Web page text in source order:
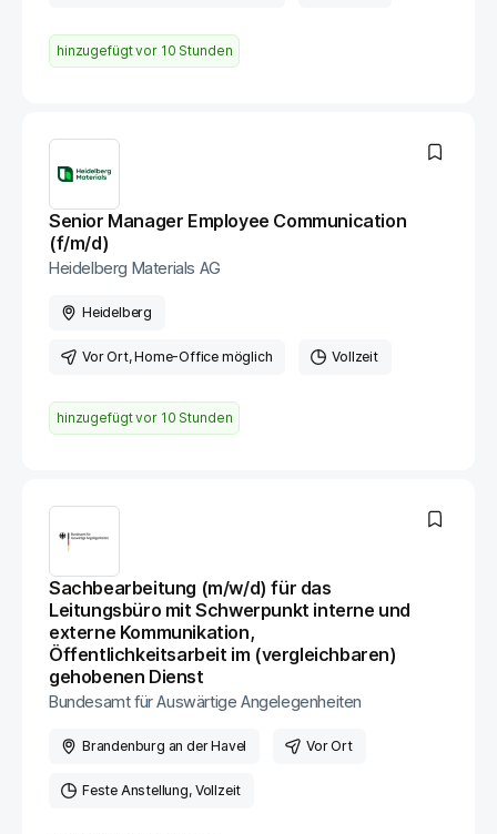
hinzugefügt vor 10 Stunden
Senior Manager Employee Communication
(f/m/d)
Heidelberg Materials AG
Heidelberg
Vor Ort, Home-Office möglich Vollzeit
hinzugefügt vor 10 Stunden
Sachbearbeitung (m/w/d) für das
Leitungsbüro mit Schwerpunkt interne und
externe Kommunikation,
Öffentlichkeitsarbeit im (vergleichbaren)
gehobenen Dienst
Bundesamt für Auswärtige Angelegenheiten
Brandenburg an der Havel Vor Ort
Feste Anstellung Vollzeit